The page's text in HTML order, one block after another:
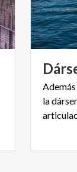
la